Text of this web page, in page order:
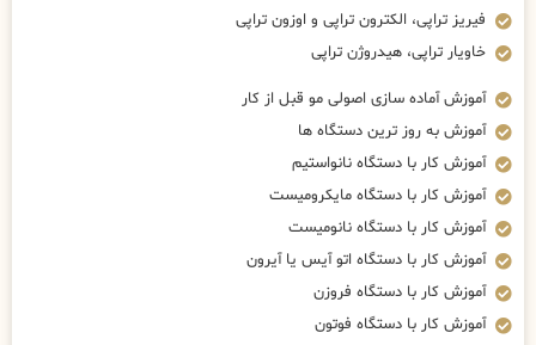
فیریز تراپی، الکترون تراپی و اوزون تراپی
خاویار تراپی، هیدروژن تراپی
آموزش آماده سازی اصولی مو قبل از کار
آموزش به روز ترین دستگاه ها
آموزش کار با دستگاه نانواستیم
آموزش کار با دستگاه مایکرومیست
آموزش کار با دستگاه نانومیست
آموزش کار با دستگاه اتو آیس یا آیرون
آموزش کار با دستگاه فروزن
آموزش کار با دستگاه فوتون